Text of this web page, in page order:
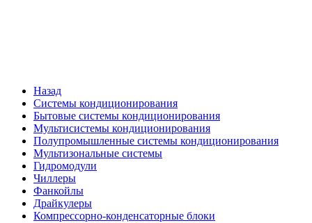
Назад
Системы кондиционирования
Бытовые системы кондиционирования
Мультисистемы кондиционирования
Полупромышленные системы кондиционирования
Мультизональные системы
Гидромодули
Чиллеры
Фанкойлы
Драйкулеры
Компрессорно-конденсаторные блоки